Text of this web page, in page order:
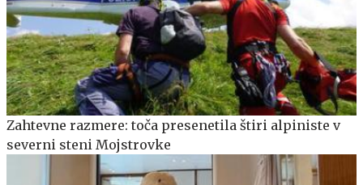
Zahtevne razmere: toča presenetila štiri alpiniste v
severni steni Mojstrovke